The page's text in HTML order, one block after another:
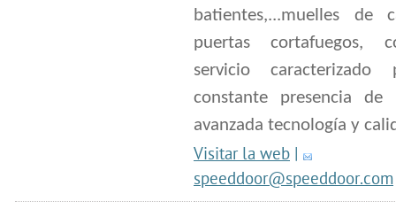
batientes,...muelles de
puertas cortafuegos,
servicio
constante presencia de
avanzada tecnología y
Visitar la web |
speeddoor@speeddoor.com